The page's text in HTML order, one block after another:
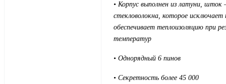
• Корпус выполнен из латуни, шток
стекловолокна, которое исключает
обеспечивает теплоизоляцию при
температур
• Однорядный 6 пинов
• Секретность более 45 000